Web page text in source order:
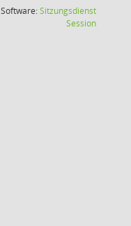
Software:Sitzungsdienst
Session(Wird in